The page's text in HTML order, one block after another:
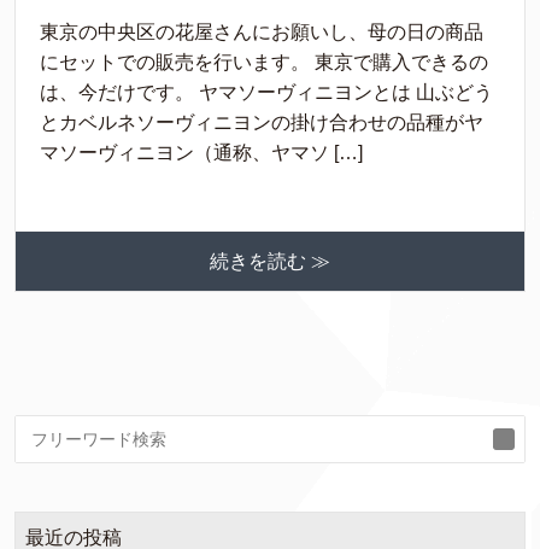
東京の中央区の花屋さんにお願いし、母の日の商品
にセットでの販売を行います。 東京で購入できるの
は、今だけです。 ヤマソーヴィニヨンとは 山ぶどう
とカベルネソーヴィニヨンの掛け合わせの品種がヤ
マソーヴィニヨン（通称、ヤマソ […]
続きを読む ≫
最近の投稿